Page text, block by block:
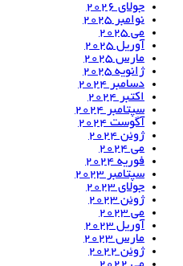
جولای 2026
نوامبر 2025
می 2025
آوریل 2025
مارس 2025
ژانویه 2025
دسامبر 2024
اکتبر 2024
سپتامبر 2024
آگوست 2024
ژوئن 2024
می 2024
فوریه 2024
سپتامبر 2023
جولای 2023
ژوئن 2023
می 2023
آوریل 2023
مارس 2023
ژوئن 2022